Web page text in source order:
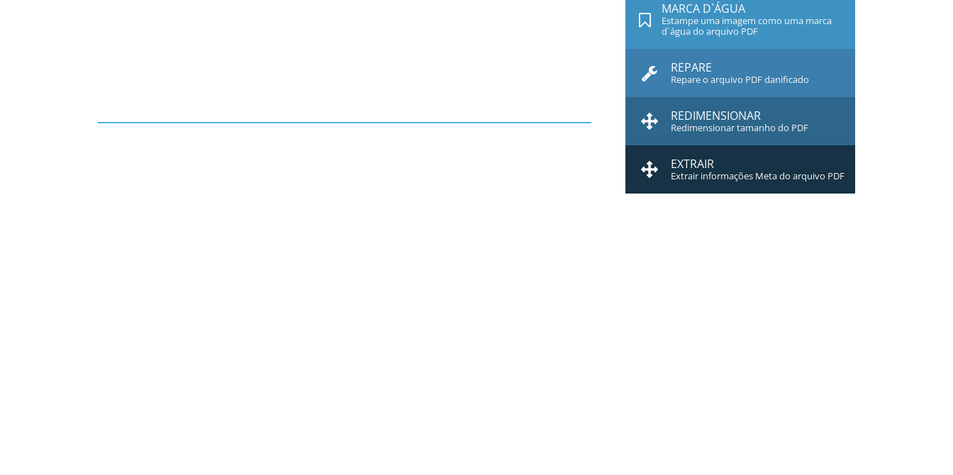
MARCA D`ÁGUA
Estampe uma imagem como uma marca
d`água do arquivo PDF
REPARE
Repare o arquivo PDF danificado
REDIMENSIONAR
Redimensionar tamanho do PDF
EXTRAIR
Extrair informações Meta do arquivo PDF